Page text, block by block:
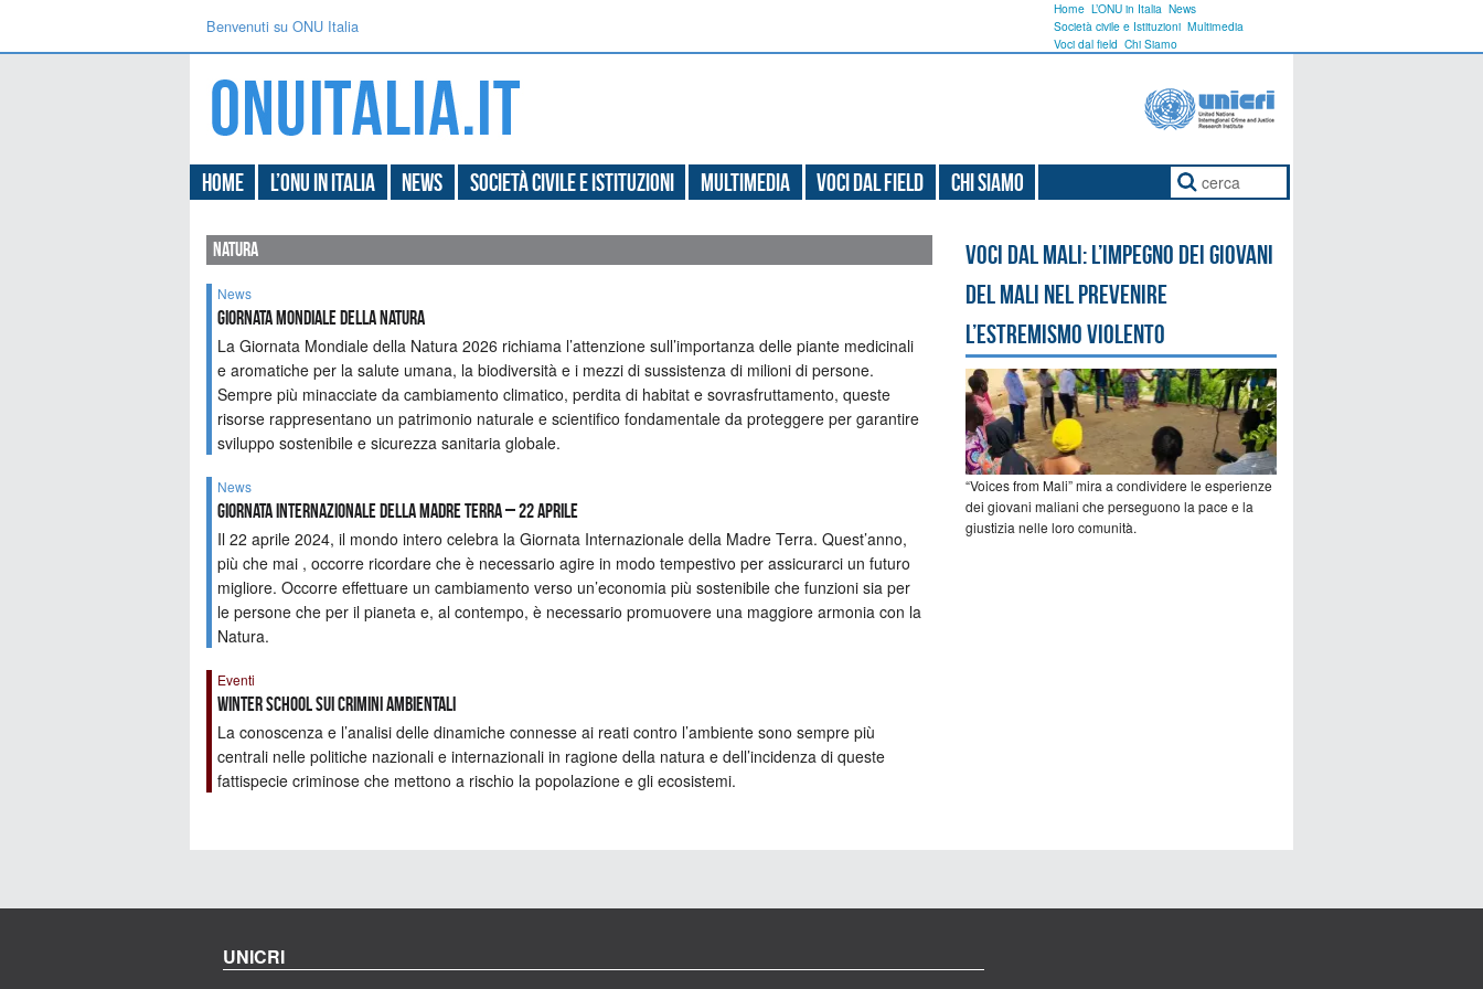
Benvenuti su ONU Italia
Home L’ONU in Italia News
Società civile e Istituzioni Multimedia
Voci dal field Chi Siamo
Home L’ONU in Italia News Società civile e Istituzioni Multimedia Voci dal field Chi Siamo
natura
News
GIORNATA MONDIALE DELLA NATURA
La Giornata Mondiale della Natura 2026 richiama l’attenzione sull’importanza delle piante medicinali
e aromatiche per la salute umana, la biodiversità e i mezzi di sussistenza di milioni di persone.
Sempre più minacciate da cambiamento climatico, perdita di habitat e sovrasfruttamento, queste
risorse rappresentano un patrimonio naturale e scientifico fondamentale da proteggere per garantire
sviluppo sostenibile e sicurezza sanitaria globale.
News
Giornata internazionale della Madre Terra – 22 aprile
Il 22 aprile 2024, il mondo intero celebra la Giornata Internazionale della Madre Terra. Quest’anno,
più che mai , occorre ricordare che è necessario agire in modo tempestivo per assicurarci un futuro
migliore. Occorre effettuare un cambiamento verso un’economia più sostenibile che funzioni sia per
le persone che per il pianeta e, al contempo, è necessario promuovere una maggiore armonia con la
Natura.
Eventi
Winter school sui crimini ambientali
La conoscenza e l’analisi delle dinamiche connesse ai reati contro l’ambiente sono sempre più
centrali nelle politiche nazionali e internazionali in ragione della natura e dell’incidenza di queste
fattispecie criminose che mettono a rischio la popolazione e gli ecosistemi.
Voci dal Mali: l’impegno dei giovani
del Mali nel prevenire
l’estremismo violento
“Voices from Mali” mira a condividere le esperienze
dei giovani maliani che perseguono la pace e la
giustizia nelle loro comunità.
UNICRI